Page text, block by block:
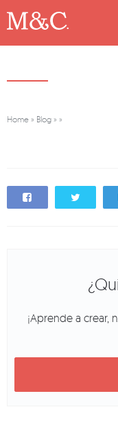
Home » Blog » »
¡Aprende a crear,